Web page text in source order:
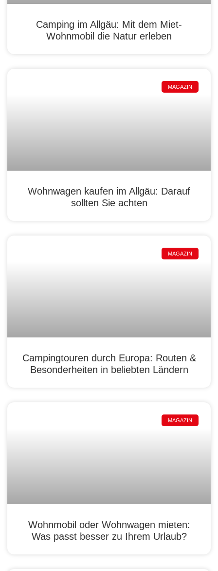
Camping im Allgäu: Mit dem Miet-
Wohnmobil die Natur erleben
MAGAZIN
Wohnwagen kaufen im Allgäu: Darauf
sollten Sie achten
MAGAZIN
Campingtouren durch Europa: Routen &
Besonderheiten in beliebten Ländern
MAGAZIN
Wohnmobil oder Wohnwagen mieten:
Was passt besser zu Ihrem Urlaub?